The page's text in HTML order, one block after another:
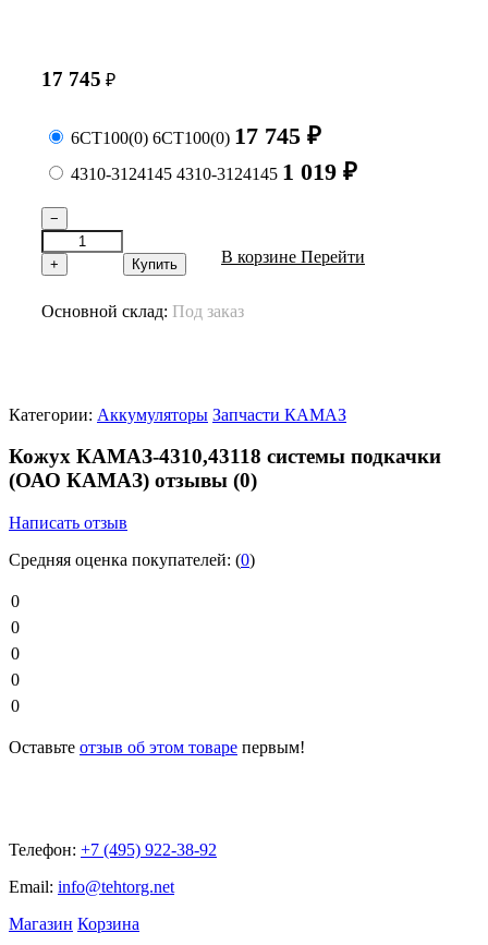
17 745 ₽
6СТ100(0) 6СТ100(0) 17 745 ₽
4310-3124145 4310-3124145 1 019 ₽
−
+ Купить В корзине Перейти
Основной склад: Под заказ
Категории: Аккумуляторы Запчасти КАМАЗ
Кожух КАМАЗ-4310,43118 системы подкачки
(ОАО КАМАЗ) отзывы (0)
Написать отзыв
Средняя оценка покупателей: (0)
0
0
0
0
0
Оставьте отзыв об этом товаре первым!
Телефон: +7 (495) 922-38-92
Email: info@tehtorg.net
Магазин Корзина